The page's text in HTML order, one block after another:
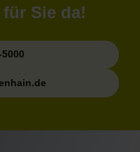
Sie da!